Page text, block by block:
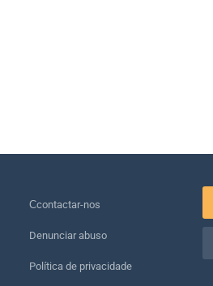
Сcontactar-nos
Denunciar abuso
Política de privacidade